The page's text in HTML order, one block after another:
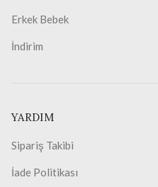
Erkek Bebek
İndirim
YARDIM
Sipariş Takibi
İade Politikası